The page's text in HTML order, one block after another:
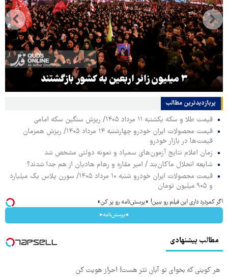
۳ میلیون زائر اربعین به کشور بازگشتند
پربازدیدترین‌ مطالب
قیمت طلا و سکه یکشنبه ۱۱ مرداد ۱۴۰۵/ ریزش سنگین سکه امامی
قیمت محصولات ایران خودرو چهارشنبه ۱۴ مرداد ۱۴۰۵/ ریزش همزمان
قیمت‌ها در بازار خودرو
زمان اعلام نتایج آزمون‌های سمپاد و نمونه دولتی مشخص شد
شایعه انحلال ماکان‌بند / امیر مقاره و رهام هادیان از هم جدا شدند؟
قیمت محصولات ایران خودرو شنبه ۱۰ مرداد ۱۴۰۵/ سورن پلاس یک میلیارد
و ۹۰۵ میلیون تومان
اگر کمردرد داری این فیلم رو ببین! ◗پرسش‌نامه رو پر کن◖
◂پرسش‌نامه▸
مطالب پیشنهادی
هر کوینی که بخوای تو آبان تتر هست! احراز هویت کن